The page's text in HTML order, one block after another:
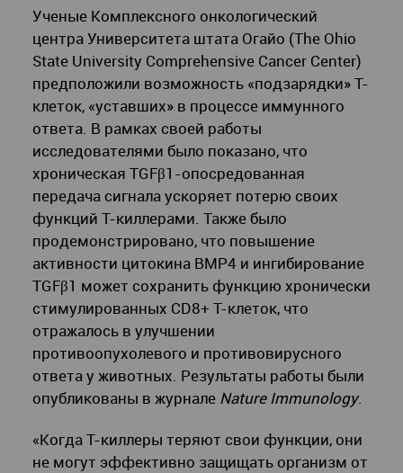
Ученые Комплексного онкологический
центра Университета штата Огайо (The Ohio
State University Comprehensive Cancer Center)
предположили возможность «подзарядки» Т-
клеток, «уставших» в процессе иммунного
ответа. В рамках своей работы
исследователями было показано, что
хроническая TGFβ1-опосредованная
передача сигнала ускоряет потерю своих
функций Т-киллерами. Также было
продемонстрировано, что повышение
активности цитокина BMP4 и ингибирование
TGFβ1 может сохранить функцию хронически
стимулированных CD8+ Т-клеток, что
отражалось в улучшении
противоопухолевого и противовирусного
ответа у животных. Результаты работы были
опубликованы в журнале Nature Immunology.
«Когда Т-киллеры теряют свои функции, они
не могут эффективно защищать организм от